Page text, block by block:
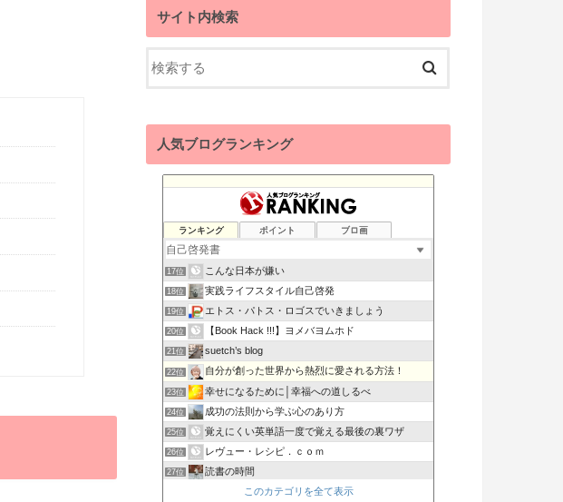
サイト内検索
人気ブログランキング
ランキング ポイント ブロ画
15位 書評 ビジネスマンが好きそうな本を偉そうに語る…
16位 笑顔の法則mayu-june0625のブログ
17位 こんな日本が嫌い
18位 実践ライフスタイル自己啓発
19位 エトス・パトス・ロゴスでいきましょう
20位 【Book Hack !!!】ヨメバヨムホド
21位 suetch’s blog
22位 自分が創った世界から熱烈に愛される方法！
23位 幸せになるために│幸福への道しるべ
24位 成功の法則から学ぶ心のあり方
25位 覚えにくい英単語一度で覚える最後の裏ワザ
26位 レヴュー・レシピ．ｃｏｍ
27位 読書の時間
稼げる考え方このカテゴリを全て表示